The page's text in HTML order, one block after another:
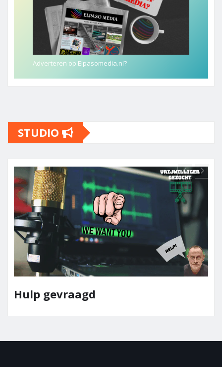
Adverteren op Elpasomedia.nl?
STUDIO
Team Elpaso Media